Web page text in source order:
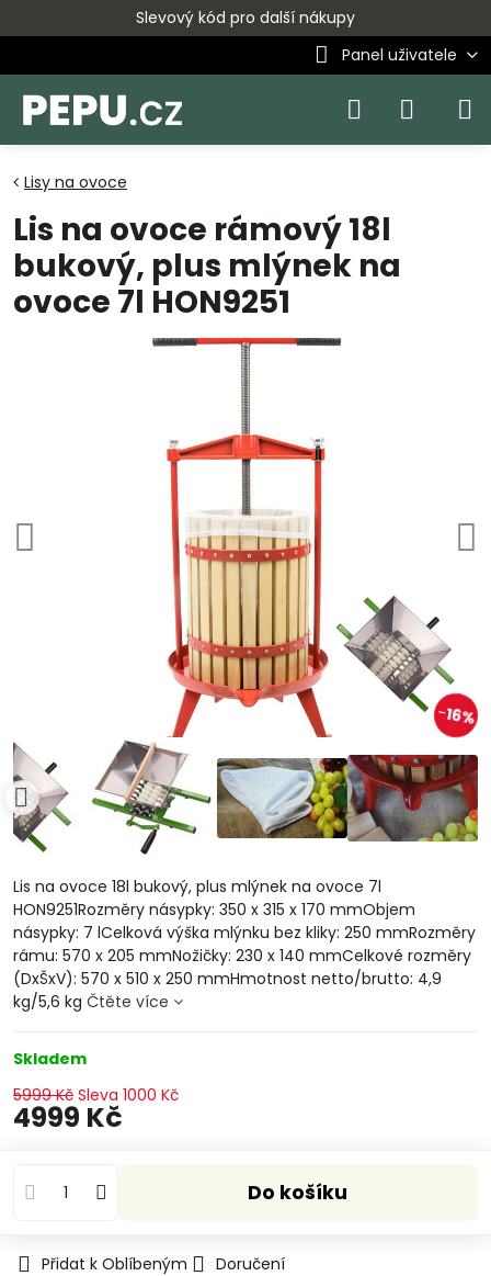
Slevový kód pro další nákupy
Panel uživatele
16%
Lisy na ovoce
Lis na ovoce rámový 18l
bukový, plus mlýnek na
ovoce 7l HON9251
Lis na ovoce 18l bukový, plus mlýnek na ovoce 7l
HON9251Rozměry násypky: 350 x 315 x 170 mmObjem
násypky: 7 lCelková výška mlýnku bez kliky: 250 mmRozměry
rámu: 570 x 205 mmNožičky: 230 x 140 mmCelkové rozměry
(DxŠxV): 570 x 510 x 250 mmHmotnost netto/brutto: 4,9
kg/5,6 kg Čtěte více
Skladem
5999 Kč Sleva 1000 Kč
4999 Kč
Do košíku
Přidat k Oblíbeným
Doručení